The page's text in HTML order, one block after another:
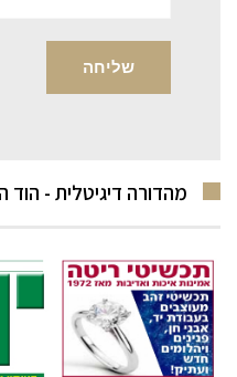
מהדורה דיגיטלית - הוד